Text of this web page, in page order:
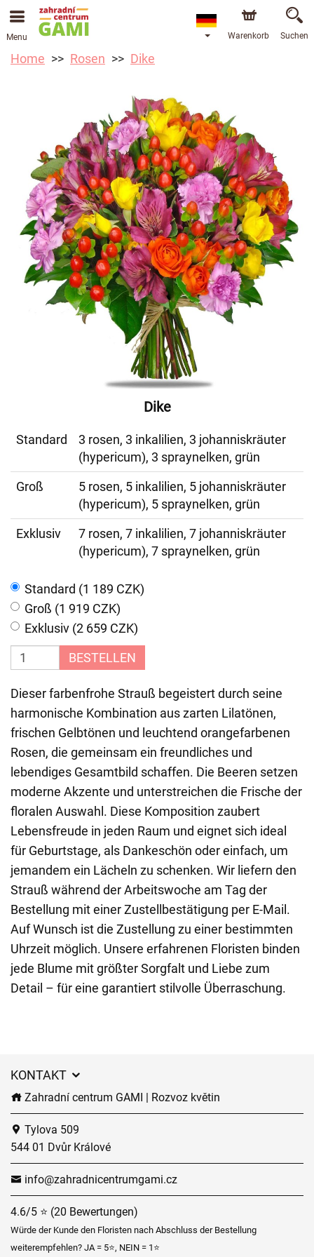
Menu Warenkorb Suchen
Home Rosen Dike
Dike
Standard
3 rosen, 3 inkalilien, 3 johanniskräuter
(hypericum), 3 spraynelken, grün
Groß
5 rosen, 5 inkalilien, 5 johanniskräuter
(hypericum), 5 spraynelken, grün
Exklusiv
7 rosen, 7 inkalilien, 7 johanniskräuter
(hypericum), 7 spraynelken, grün
Standard (1 189 CZK)
Groß (1 919 CZK)
Exklusiv (2 659 CZK)
BESTELLEN
Dieser farbenfrohe Strauß begeistert durch seine
harmonische Kombination aus zarten Lilatönen,
frischen Gelbtönen und leuchtend orangefarbenen
Rosen, die gemeinsam ein freundliches und
lebendiges Gesamtbild schaffen. Die Beeren setzen
moderne Akzente und unterstreichen die Frische der
floralen Auswahl. Diese Komposition zaubert
Lebensfreude in jeden Raum und eignet sich ideal
für Geburtstage, als Dankeschön oder einfach, um
jemandem ein Lächeln zu schenken. Wir liefern den
Strauß während der Arbeitswoche am Tag der
Bestellung mit einer Zustellbestätigung per E-Mail.
Auf Wunsch ist die Zustellung zu einer bestimmten
Uhrzeit möglich. Unsere erfahrenen Floristen binden
jede Blume mit größter Sorgfalt und Liebe zum
Detail – für eine garantiert stilvolle Überraschung.
KONTAKT
Zahradní centrum GAMI | Rozvoz květin
Tylova 509
544 01 Dvůr Králové
info@zahradnicentrumgami.cz
4.6/5 ⭐ (20 Bewertungen)
Würde der Kunde den Floristen nach Abschluss der Bestellung
weiterempfehlen? JA = 5⭐, NEIN = 1⭐